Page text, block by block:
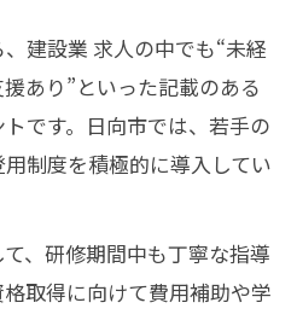
設業求人のポイントを紹
建設業 求人の中でも“未経
あり”といった記載のある
です。日向市では、若手の
制度を積極的に導入してい
、研修期間中も丁寧な指導
取得に向けて費用補助や学